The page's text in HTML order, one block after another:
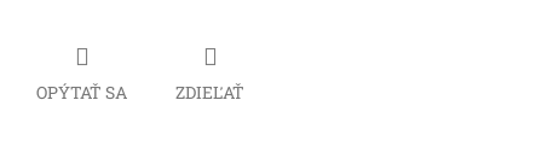
OPÝTAŤ SA ZDIEĽAŤ